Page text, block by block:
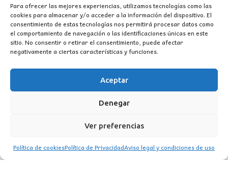
Para ofrecer las mejores experiencias, utilizamos tecnologías como las
cookies para almacenar y/o acceder a la información del dispositivo. El
consentimiento de estas tecnologías nos permitirá procesar datos como
el comportamiento de navegación o las identificaciones únicas en este
sitio. No consentir o retirar el consentimiento, puede afectar
negativamente a ciertas características y funciones.
Aceptar
Denegar
Ver preferencias
Política de cookiesPolítica de PrivacidadAviso legal y condiciones de uso
CONTACTO
WhatsApp
TikTok
Instagram